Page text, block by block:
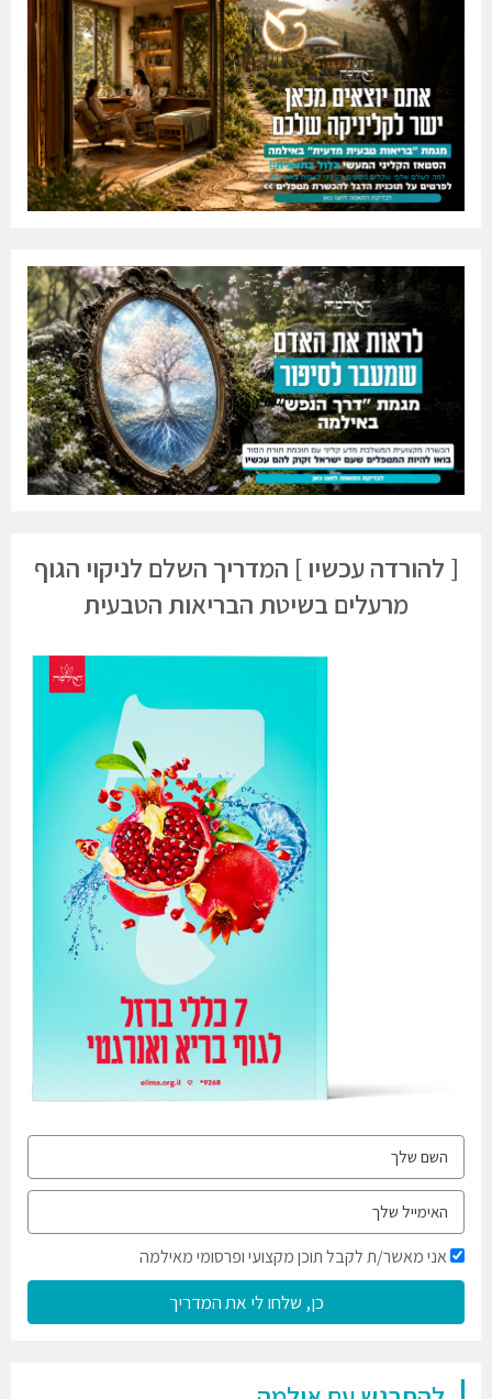
[ להורדה עכשיו ] המדריך השלם לניקוי הגוף
מרעלים בשיטת הבריאות הטבעית
אני מאשר/ת לקבל תוכן מקצועי ופרסומי מאילמה
כן, שלחו לי את המדריך